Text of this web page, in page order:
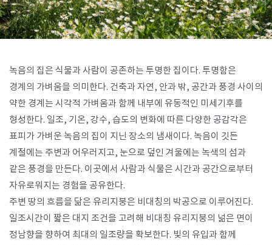
녹음의 집은 식물과 사람이 공존하는 투명한 집이다. 투명함은
경계의 가벼움을 의미한다. 건축과 자연, 안과 밖, 공간과 풍경 사이의
약한 경계는 시각적 가벼움과 함께 내부에 유동적인 미세기후를
형성한다. 일조, 기온, 강수, 습도의 변화에 따른 다양한 공감각은
표피가 가벼운 녹음의 집이 지닌 장소의 냄새이다. 녹음이 깃든
계절에는 주변과 어우러지고, 눈으로 덮인 겨울에는 녹색의 섬과
같은 풍경을 만든다. 이곳에서 사람과 식물은 시간과 공간으로부터
자유로워지는 경험을 공유한다.
주변 땅의 흐름을 닮은 유리지붕은 비대칭의 박공으로 이루어진다.
일조시간이 짧은 대지 조건을 고려해 비대칭 유리지붕의 넒은 면이
정남향을 향하여 최대의 일조량을 확보한다. 빛의 유입과 함께